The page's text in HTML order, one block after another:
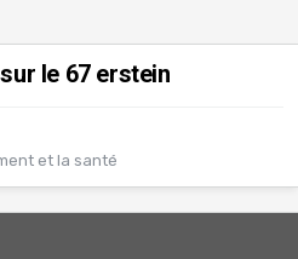
le 67 erstein
et la santé